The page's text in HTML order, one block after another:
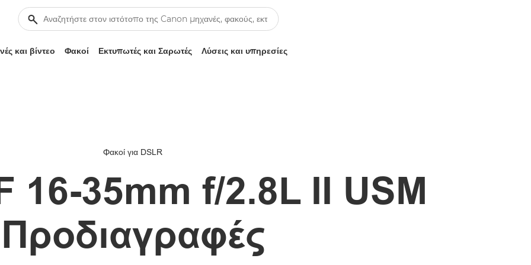
και βίντεο Φακοί Εκτυπωτές και Σαρωτές Λύσεις και υπηρεσίες
Φακοί για DSLR
16-35mm f/2.8L II USM
Προδιαγραφές